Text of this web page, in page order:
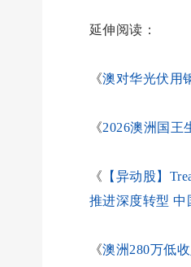
延伸阅读：
《澳对华光伏用
《2026澳洲国王
《 【异动股】
推进深度转型
《澳洲280万低